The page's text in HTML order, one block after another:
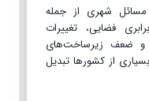
مسائل شهری از جمله
فضایی، تغییرات
و ضعف زیرساخت‌های
از کشورها تبدیل